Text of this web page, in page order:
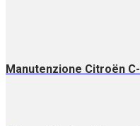
Manutenzione Citroën